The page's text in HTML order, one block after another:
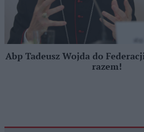
Abp Tadeusz Wojda do
razem!